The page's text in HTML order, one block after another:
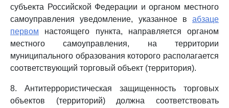
субъекта Российской Федерации и органом местного
самоуправления уведомление, указанное в абзаце
первом настоящего пункта, направляется органом
местного самоуправления, на территории
муниципального образования которого располагается
соответствующий торговый объект (территория).
8. Антитеррористическая защищенность торговых
объектов (территорий) должна соответствовать